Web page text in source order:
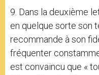
9. Dans la deuxième
en quelque sorte son
recommande à son
fréquenter
est convaincu que «